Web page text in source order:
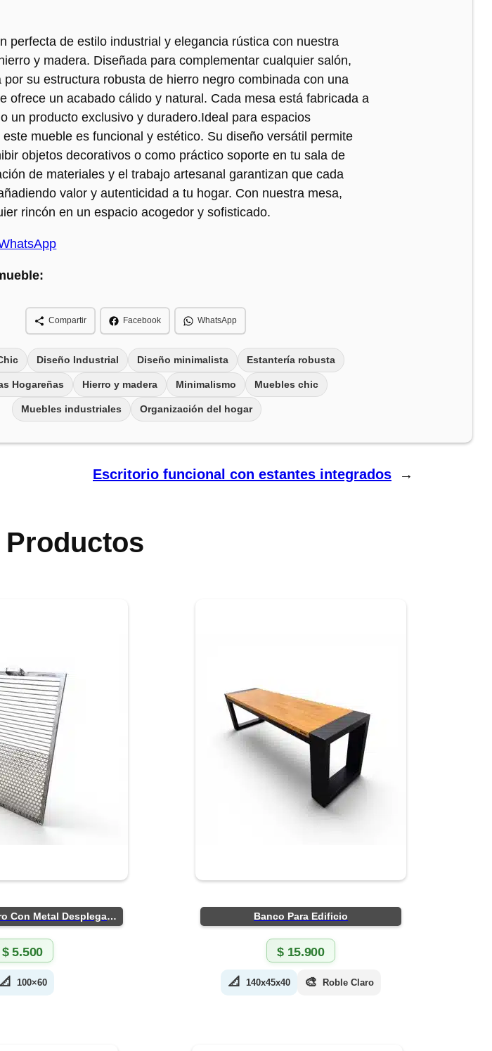
perfecta de estilo industrial y elegancia rústica con nuestra
y madera. Diseñada para complementar cualquier salón,
por su estructura robusta de hierro negro combinada con una
ofrece un acabado cálido y natural. Cada mesa está fabricada a
un producto exclusivo y duradero.Ideal para espacios
mueble es funcional y estético. Su diseño versátil permite
objetos decorativos o como práctico soporte en tu sala de
de materiales y el trabajo artesanal garantizan que cada
valor y autenticidad a tu hogar. Con nuestra mesa,
rincón en un espacio acogedor y sofisticado.
Compartir Facebook WhatsApp
Diseño Industrial Diseño minimalista Estantería robusta
Hogareñas Hierro y madera Minimalismo Muebles chic
Muebles industriales Organización del hogar
Escritorio funcional con estantes integrados →
Parrilla De Hierro Con Metal Desplegado
$5.500
📐 100×60
Banco Para Edificio
$15.900
📐 140x45x40 🎨 Roble Claro